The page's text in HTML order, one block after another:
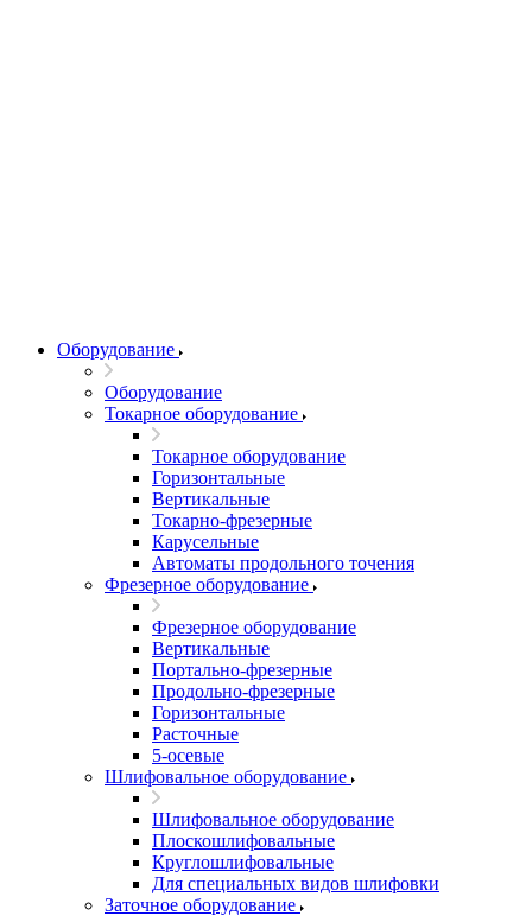
Оборудование
Оборудование
Токарное оборудование
Токарное оборудование
Горизонтальные
Вертикальные
Токарно-фрезерные
Карусельные
Автоматы продольного точения
Фрезерное оборудование
Фрезерное оборудование
Вертикальные
Портально-фрезерные
Продольно-фрезерные
Горизонтальные
Расточные
5-осевые
Шлифовальное оборудование
Шлифовальное оборудование
Плоскошлифовальные
Круглошлифовальные
Для специальных видов шлифовки
Заточное оборудование